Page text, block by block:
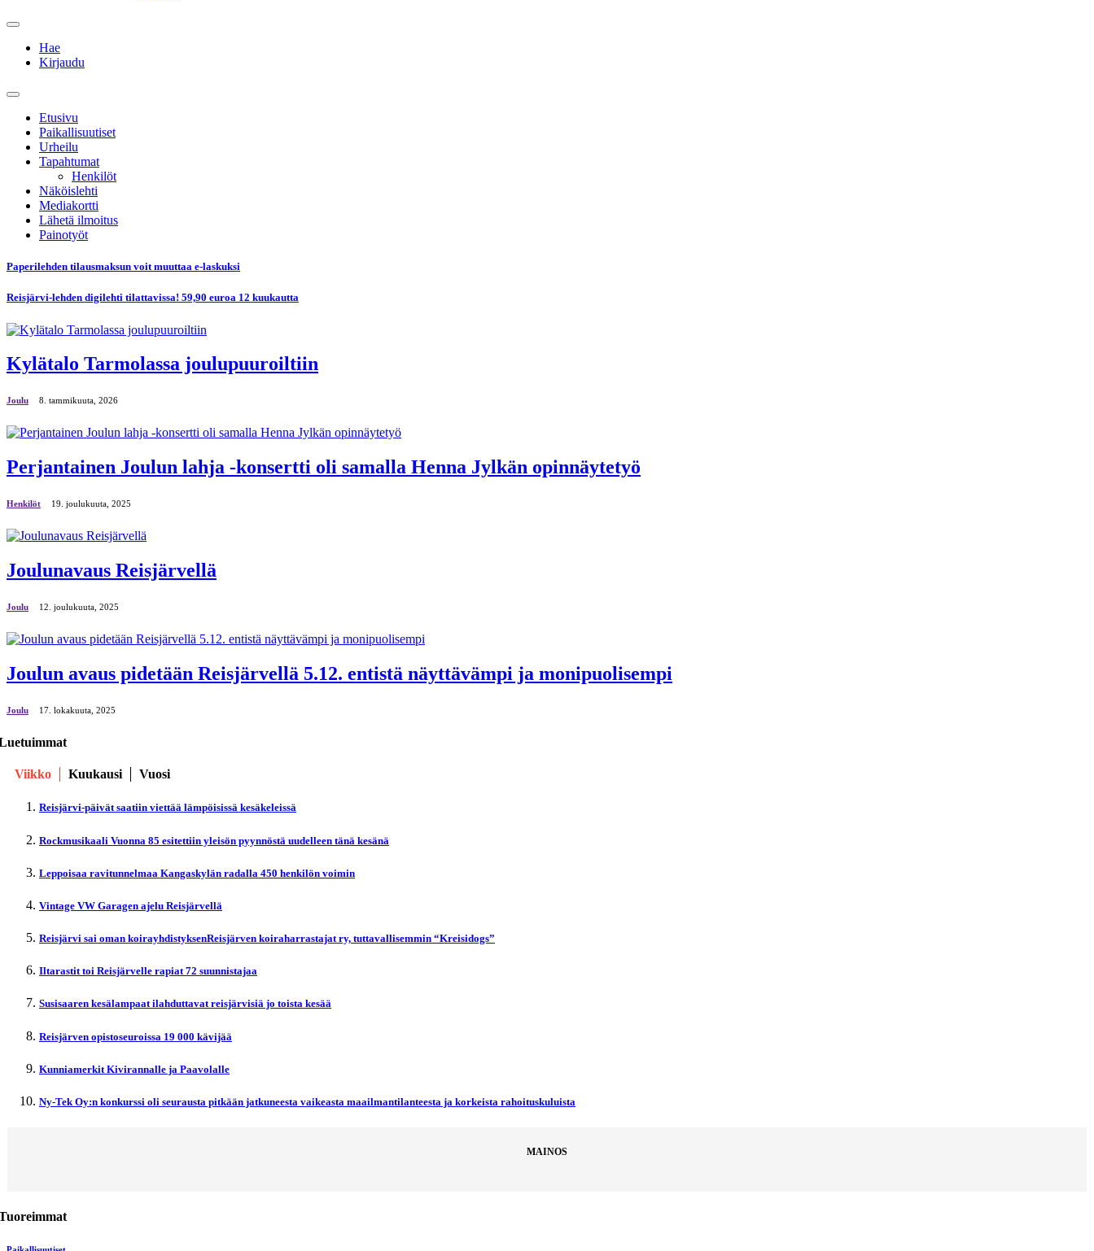
Hae
Kirjaudu
Etusivu
Paikallisuutiset
Urheilu
Tapahtumat
Henkilöt
Näköislehti
Mediakortti
Lähetä ilmoitus
Painotyöt
Paperilehden tilausmaksun voit muuttaa e-laskuksi
Reisjärvi-lehden digilehti tilattavissa! 59,90 euroa 12 kuukautta
Kylätalo Tarmolassa joulupuuroiltiin
Joulu 8. tammikuuta, 2026
Perjantainen Joulun lahja -konsertti oli samalla Henna Jylkän opinnäytetyö
Henkilöt 19. јoulukuuta, 2025
Joulunavaus Reisjärvellä
Joulu 12. јoulukuuta, 2025
Joulun avaus pidetään Reisjärvellä 5.12. entistä näyttävämpi ja monipuolisempi
Joulu 17. lokakuuta, 2025
Viikko Kuukausi Vuosi
Reisjärvi-päivät saatiin viettää lämpöisissä kesäkeleissä
Rockmusikaali Vuonna 85 esitettiin yleisön pyynnöstä uudelleen tänä kesänä
Leppoisaa ravitunnelmaa Kangaskylän radalla 450 henkilön voimin
Vintage VW Garagen ajelu Reisjärvellä
Reisjärvi sai oman koirayhdistyksenReisjärven koiraharrastajat ry, tuttavallisemmin “Kreisidogs”
Iltarastit toi Reisjärvelle rapiat 72 suunnistajaa
Susisaaren kesälampaat ilahduttavat reisjärvisiä jo toista kesää
Reisjärven opistoseuroissa 19 000 kävijää
Kunniamerkit Kivirannalle ja Paavolalle
Ny-Tek Oy:n konkurssi oli seurausta pitkään jatkuneesta vaikeasta maailmantilanteesta ja korkeista rahoituskuluista
MAINOS